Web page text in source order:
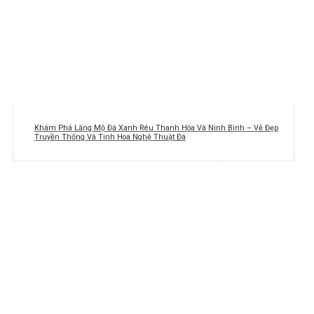
Khám Phá Lăng Mộ Đá Xanh Rêu Thanh Hóa Và Ninh Bình – Vẻ Đẹp
Truyền Thống Và Tinh Hoa Nghệ Thuật Đá